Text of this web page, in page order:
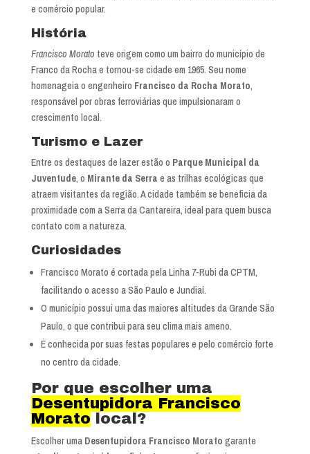
e comércio popular.
História
Francisco Morato teve origem como um bairro do município de
Franco da Rocha e tornou-se cidade em 1965. Seu nome
homenageia o engenheiro Francisco da Rocha Morato,
responsável por obras ferroviárias que impulsionaram o
crescimento local.
Turismo e Lazer
Entre os destaques de lazer estão o Parque Municipal da
Juventude, o Mirante da Serra e as trilhas ecológicas que
atraem visitantes da região. A cidade também se beneficia da
proximidade com a Serra da Cantareira, ideal para quem busca
contato com a natureza.
Curiosidades
Francisco Morato é cortada pela Linha 7-Rubi da CPTM,
facilitando o acesso a São Paulo e Jundiaí.
O município possui uma das maiores altitudes da Grande São
Paulo, o que contribui para seu clima mais ameno.
É conhecida por suas festas populares e pelo comércio forte
no centro da cidade.
Por que escolher uma
Desentupidora Francisco
Morato local?
Escolher uma Desentupidora Francisco Morato garante